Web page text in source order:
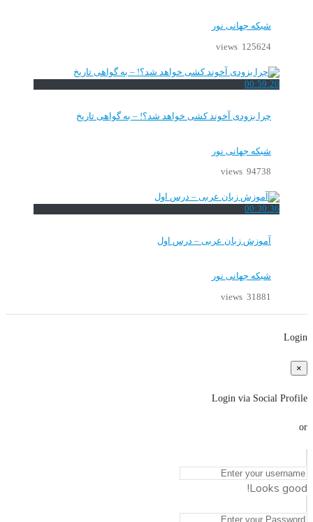
شبکه جهانی نور
125624 views
00:59:20
چرا بزودی آخوند کشی خواهد شد؟! – به گواهی تاریخ
شبکه جهانی نور
94738 views
00:30:36
آموزش زبان عربی – درس اول
شبکه جهانی نور
31881 views
Login
×
Login via Social Profile
or
Looks good!